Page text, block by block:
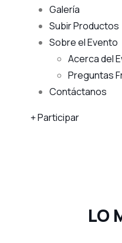
Galería
Subir Productos
Sobre el Evento
Acerca del
Preguntas
Contáctanos
Participar
LO